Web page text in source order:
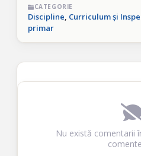
CATEGORIE
Discipline, Curriculum și
primar
Nu există comentarii